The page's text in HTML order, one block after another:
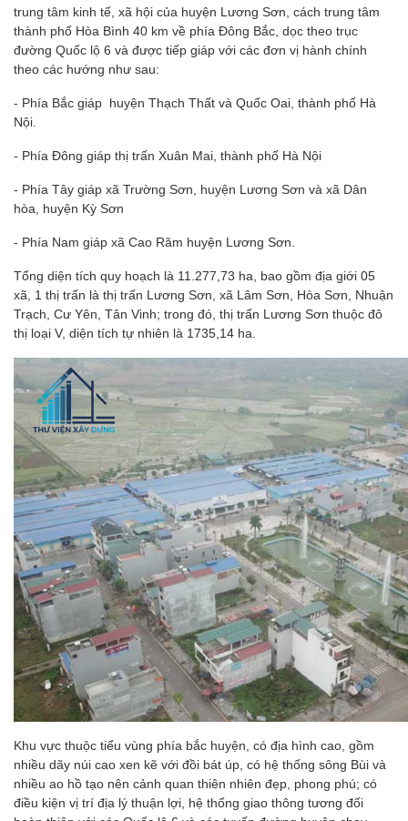
trung tâm kinh tế, xã hội của huyện Lương Sơn, cách trung tâm
thành phố Hòa Bình 40 km về phía Đông Bắc, dọc theo trục
đường Quốc lộ 6 và được tiếp giáp với các đơn vị hành chính
theo các hướng như sau:
- Phía Bắc giáp huyện Thạch Thất và Quốc Oai, thành phố Hà
Nội.
- Phía Đông giáp thị trấn Xuân Mai, thành phố Hà Nội
- Phía Tây giáp xã Trường Sơn, huyện Lương Sơn và xã Dân
hòa, huyện Kỳ Sơn
- Phía Nam giáp xã Cao Răm huyện Lương Sơn.
Tổng diện tích quy hoạch là 11.277,73 ha, bao gồm địa giới 05
xã, 1 thị trấn là thị trấn Lương Sơn, xã Lâm Sơn, Hòa Sơn, Nhuận
Trạch, Cư Yên, Tân Vinh; trong đó, thị trấn Lương Sơn thuộc đô
thị loại V, diện tích tự nhiên là 1735,14 ha.
Khu vực thuộc tiểu vùng phía bắc huyện, có địa hình cao, gồm
nhiều dãy núi cao xen kẽ với đồi bát úp, có hệ thống sông Bùi và
nhiều ao hồ tạo nên cảnh quan thiên nhiên đẹp, phong phú; có
điều kiện vị trí địa lý‎‎‎ thuận lợi, hệ thống giao thông tương đối